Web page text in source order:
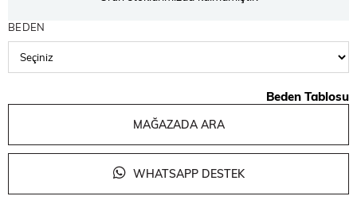
BEDEN
Beden Tablosu
MAĞAZADA ARA
WHATSAPP DESTEK